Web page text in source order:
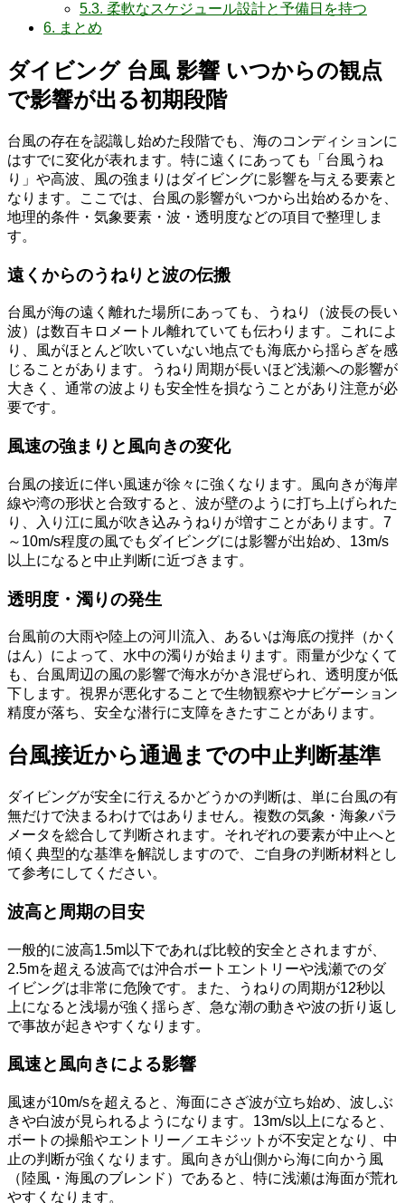
5.3. 柔軟なスケジュール設計と予備日を持つ
6. まとめ
ダイビング 台風 影響 いつからの観点
で影響が出る初期段階
台風の存在を認識し始めた段階でも、海のコンディションに
はすでに変化が表れます。特に遠くにあっても「台風うね
り」や高波、風の強まりはダイビングに影響を与える要素と
なります。ここでは、台風の影響がいつから出始めるかを、
地理的条件・気象要素・波・透明度などの項目で整理しま
す。
遠くからのうねりと波の伝搬
台風が海の遠く離れた場所にあっても、うねり（波長の長い
波）は数百キロメートル離れていても伝わります。これによ
り、風がほとんど吹いていない地点でも海底から揺らぎを感
じることがあります。うねり周期が長いほど浅瀬への影響が
大きく、通常の波よりも安全性を損なうことがあり注意が必
要です。
風速の強まりと風向きの変化
台風の接近に伴い風速が徐々に強くなります。風向きが海岸
線や湾の形状と合致すると、波が壁のように打ち上げられた
り、入り江に風が吹き込みうねりが増すことがあります。7
～10m/s程度の風でもダイビングには影響が出始め、13m/s
以上になると中止判断に近づきます。
透明度・濁りの発生
台風前の大雨や陸上の河川流入、あるいは海底の撹拌（かく
はん）によって、水中の濁りが始まります。雨量が少なくて
も、台風周辺の風の影響で海水がかき混ぜられ、透明度が低
下します。視界が悪化することで生物観察やナビゲーション
精度が落ち、安全な潜行に支障をきたすことがあります。
台風接近から通過までの中止判断基準
ダイビングが安全に行えるかどうかの判断は、単に台風の有
無だけで決まるわけではありません。複数の気象・海象パラ
メータを総合して判断されます。それぞれの要素が中止へと
傾く典型的な基準を解説しますので、ご自身の判断材料とし
て参考にしてください。
波高と周期の目安
一般的に波高1.5m以下であれば比較的安全とされますが、
2.5mを超える波高では沖合ボートエントリーや浅瀬でのダ
イビングは非常に危険です。また、うねりの周期が12秒以
上になると浅場が強く揺らぎ、急な潮の動きや波の折り返し
で事故が起きやすくなります。
風速と風向きによる影響
風速が10m/sを超えると、海面にさざ波が立ち始め、波しぶ
きや白波が見られるようになります。13m/s以上になると、
ボートの操船やエントリー／エキジットが不安定となり、中
止の判断が強くなります。風向きが山側から海に向かう風
（陸風・海風のブレンド）であると、特に浅瀬は海面が荒れ
やすくなります。